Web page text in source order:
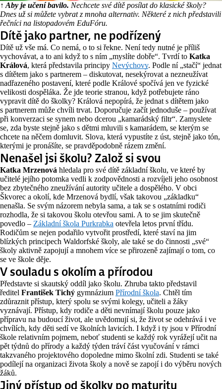
↑ Aby je učení bavilo. Nechcete své dítě posílat do klasické školy?
Dnes už si můžete vybrat z mnoha alternativ. Některé z nich představili
řečníci na listopadovém EduFóru.
Dítě jako partner, ne podřízený
Dítě už vše má. Co nemá, o to si řekne. Není tedy nutné je příliš
vychovávat, a to ani když to s ním „myslíte dobře“. Tvrdí to Katka
Králová, která představila principy Nevýchovy. Podle ní „stačí“ jednat
s dítětem jako s partnerem – diskutovat, nesekýrovat a nezneužívat
nadřazeného postavení, které podle Králové spočívá jen ve fyzické
velikosti dospěláka. Že jde teorie stranou, když potřebujete ráno
vypravit dítě do školky? Králová nepopírá, že jednat s dítětem jako
s partnerem může chvíli trvat. Doporučuje začít jednoduše – používat
při konverzaci se synem nebo dcerou „kamarádský filtr“. Zamyslete
se, zda byste stejně jako s dětmi mluvili s kamarádem, se kterým se
chcete na něčem domluvit. Slova, která vypustíte z úst, stejně jako tón,
kterými je pronášíte, se pravděpodobně rázem změní.
Nenašel jsi školu? Založ si svou
Katka Mrzenová hledala pro své dítě základní školu, ve které by
učitelé jejího potomka vedli k zodpovědnosti a rozvíjeli jeho osobnost
bez zbytečného zneužívání autority učitele a dospělého. V obci
Škvorec a okolí, kde Mrzenová bydlí, však takovou „základku“
nenašla. Se svým názorem nebyla sama, a tak se s ostatními rodiči
rozhodla, že si takovou školu otevřou sami. A to se jim skutečně
povedlo – Základní škola Purkrabka otevřela letos první třídu.
Rodičům se nejen podařilo vytvořit prostředí, které staví na jim
blízkých principech Waldorfské školy, ale také se do činnosti „své“
školy aktivně zapojují a mnohem více se přirozeně zajímají o tom, co
se ve škole děje.
V souladu s okolím a přírodou
Představte si skautský oddíl jako školu. Zhruba takto představil
ředitel František Tichý gymnázium Přírodní škola. Chtěl tím
zdůraznit přístup, který spolu se svými kolegy, učiteli a žáky
vyznávají. Přístup, kdy rodiče a děti nevnímají školu pouze jako
přípravu na budoucí život, ale uvědomují si, že život se odehrává i ve
chvílích, kdy děti sedí ve školních lavicích. I když i ty jsou v Přírodní
škole relativním pojmem, neboť studenti se každý rok vyrážejí učit na
pět týdnů do přírody a každý týden tráví část vyučování v rámci
takzvaného projektového dopoledne mimo školní zdi. Studenti se také
podílejí na organizaci života školy a nově se zapojí i do výběru nových
žáků.
Jiný přístup od školky po maturitu